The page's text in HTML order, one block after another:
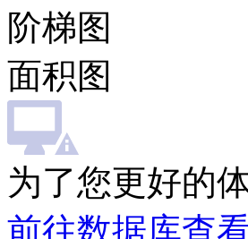
阶梯图
面积图
为了您更好的
前往数据库查